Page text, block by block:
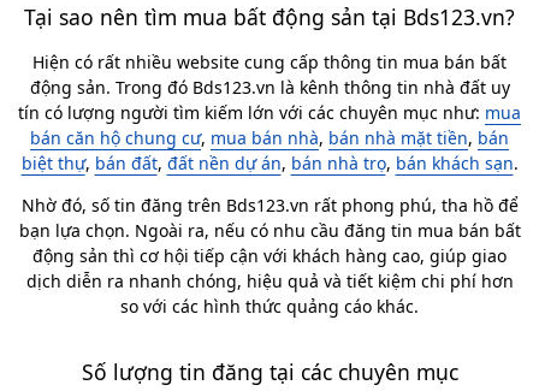
Tại sao nên tìm mua bất động sản tại Bds123.vn?
Hiện có rất nhiều website cung cấp thông tin mua bán bất
động sản. Trong đó Bds123.vn là kênh thông tin nhà đất uy
tín có lượng người tìm kiếm lớn với các chuyên mục như: mua
bán căn hộ chung cư, mua bán nhà, bán nhà mặt tiền, bán
biệt thự, bán đất, đất nền dự án, bán nhà trọ, bán khách sạn.
Nhờ đó, số tin đăng trên Bds123.vn rất phong phú, tha hồ để
bạn lựa chọn. Ngoài ra, nếu có nhu cầu đăng tin mua bán bất
động sản thì cơ hội tiếp cận với khách hàng cao, giúp giao
dịch diễn ra nhanh chóng, hiệu quả và tiết kiệm chi phí hơn
so với các hình thức quảng cáo khác.
Số lượng tin đăng tại các chuyên mục